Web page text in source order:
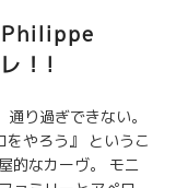
Philippe
！!
り過ぎできない。
やろう』 というこ
的なカーヴ。 モニ